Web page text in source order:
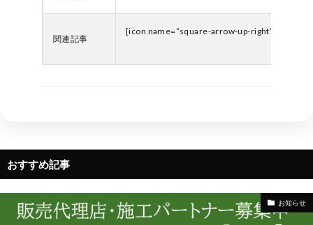
関連記事
[icon name=”square-arrow-up-right”
おすすめ記事
お知らせ